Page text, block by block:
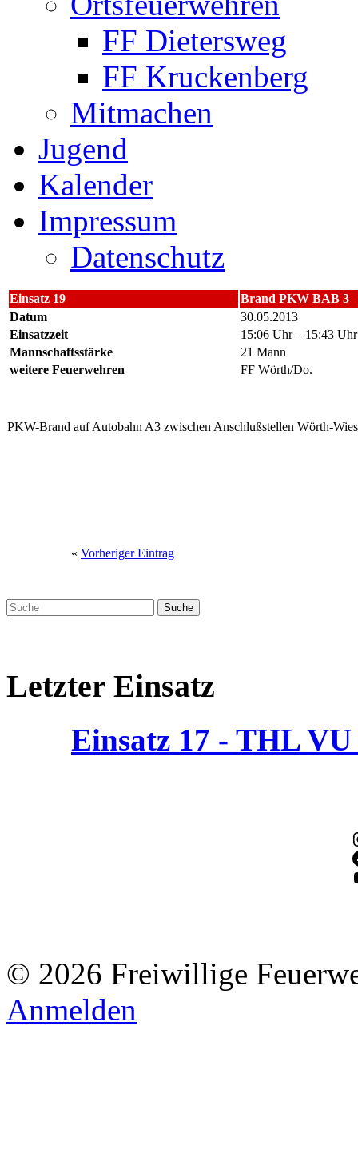
FF Dietersweg
FF Kruckenberg
Mitmachen
Jugend
Kalender
Impressum
Datenschutz
Einsatz 19
Brand PKW BAB 3
Datum
30.05.2013
Einsatzzeit
15:06 Uhr – 15:43 Uhr
Mannschaftsstärke
21 Mann
weitere Feuerwehren
FF Wörth/Do.
PKW-Brand auf Autobahn A3 zwischen Anschlußstellen Wörth-
« Vorheriger Eintrag
Letzter Einsatz
Einsatz 17 - THL
© 2026 Freiwillige
Anmelden